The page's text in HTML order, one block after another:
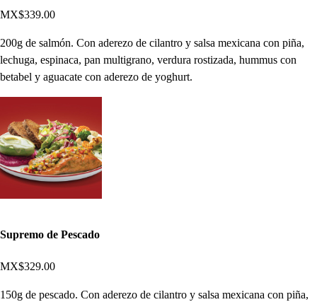
MX$339.00
200g de salmón. Con aderezo de cilantro y salsa mexicana con piña,
lechuga, espinaca, pan multigrano, verdura rostizada, hummus con
betabel y aguacate con aderezo de yoghurt.
Supremo de Pescado
MX$329.00
150g de pescado. Con aderezo de cilantro y salsa mexicana con piña,